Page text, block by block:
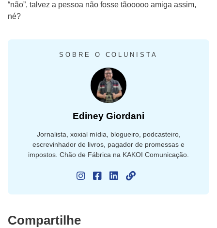
“não”, talvez a pessoa não fosse tãooooo amiga assim,
né?
SOBRE O COLUNISTA
Ediney Giordani
Jornalista, xoxial mídia, blogueiro, podcasteiro,
escrevinhador de livros, pagador de promessas e
impostos. Chão de Fábrica na KAKOI Comunicação.
Compartilhe